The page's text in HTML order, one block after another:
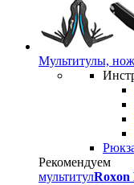
Мультитулы,
Рекомендуем
мультитул